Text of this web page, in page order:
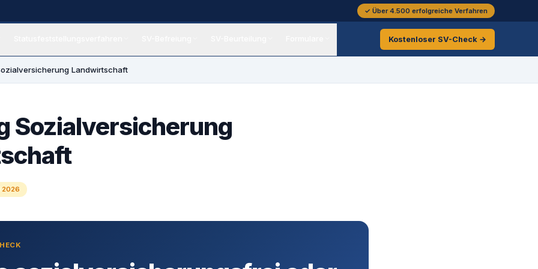
✓ Über 4.500 erfolgreiche Verfahren
Kostenloser SV-Check →
Landwirtschaft
Sozialversicherung
2026